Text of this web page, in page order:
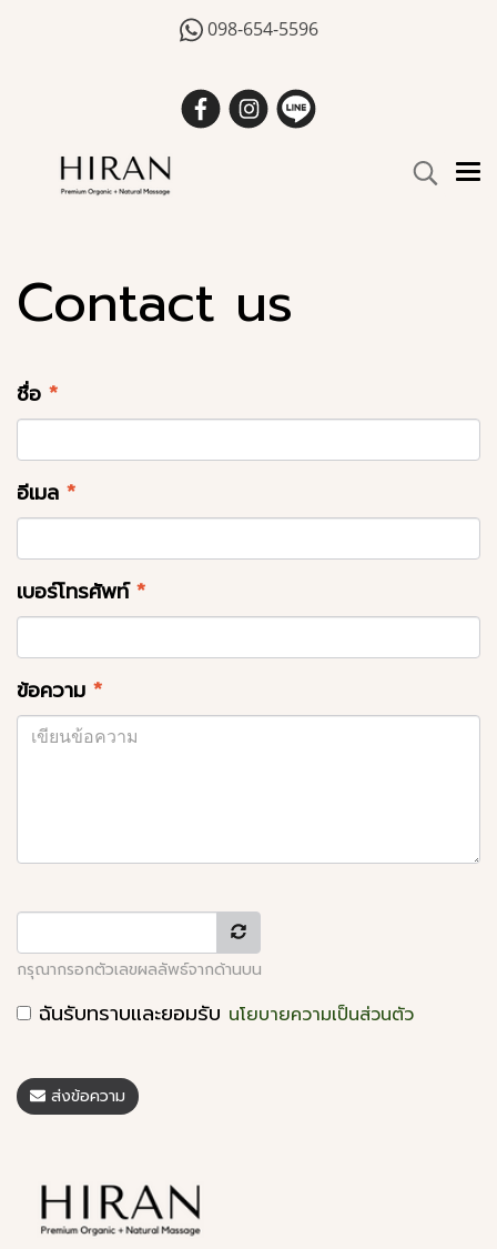
098-654-5596
Contact us
ชื่อ *
อีเมล *
เบอร์โทรศัพท์*
ข้อความ *
กรุณากรอกตัวเลขผลลัพธ์จากด้านบน
ฉันรับทราบและยอมรับ นโยบายความเป็นส่วนตัว
ส่งข้อความ